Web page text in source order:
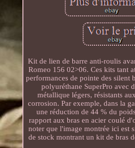
Kit de lien de barre anti-roulis
Romeo 156 02>06. Ces kits tant
performances de pointe des silent
polyuréthane SuperPro avec
métallique légers, résistants
corrosion. Par exemple, dans la
une réduction de 44 % du
rapport aux bras en acier coulé
noter que l'image montrée ici est
de stock montrant un kit de bras